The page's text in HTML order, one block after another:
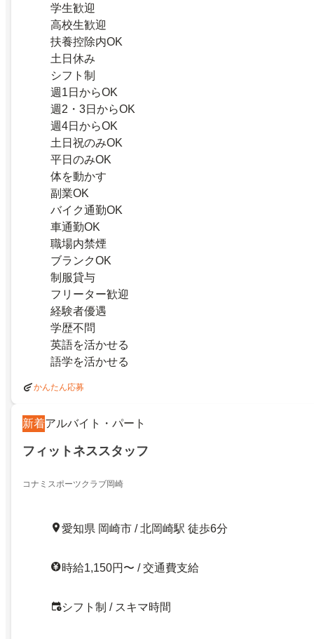
学生歓迎
高校生歓迎
扶養控除内OK
土日休み
シフト制
週1日からOK
週2・3日からOK
週4日からOK
土日祝のみOK
平日のみOK
体を動かす
副業OK
バイク通勤OK
車通勤OK
職場内禁煙
ブランクOK
制服貸与
フリーター歓迎
経験者優遇
学歴不問
英語を活かせる
語学を活かせる
かんたん応募
新着アルバイト・パート
フィットネススタッフ
コナミスポーツクラブ岡崎
愛知県 岡崎市 / 北岡崎駅 徒歩6分
時給1,150円〜 / 交通費支給
シフト制 / スキマ時間